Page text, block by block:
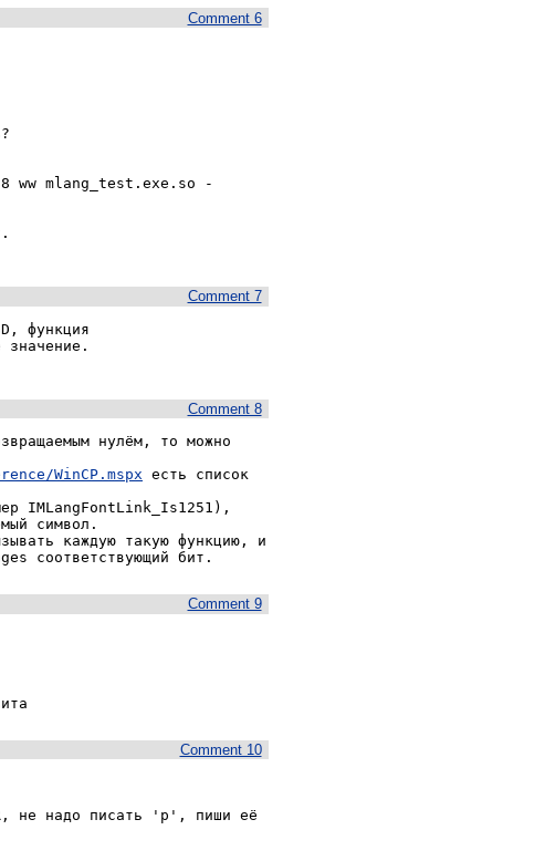
Comment 6
8 ww mlang_test.exe.so -
Comment 7
функция
значение.
Comment 8
нулём, то можно
WinCP.mspx есть список
IMLangFontLink_Is1251),
символ.
каждую такую функцию, и
Comment 9
Comment 10
не надо писать 'р', пиши её